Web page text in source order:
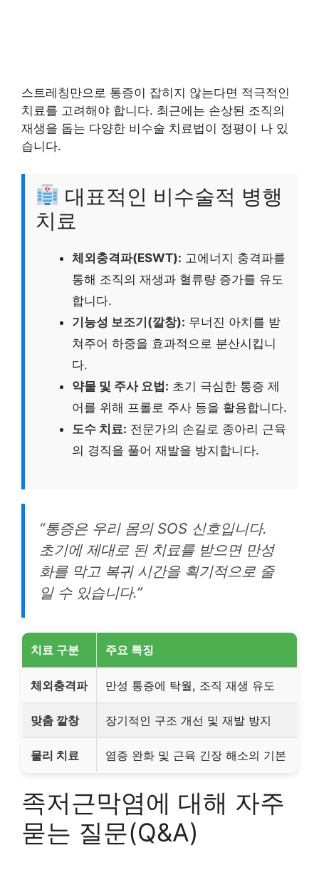
스트레칭만으로 통증이 잡히지 않는다면 적극적인
치료를 고려해야 합니다. 최근에는 손상된 조직의
재생을 돕는 다양한 비수술 치료법이 정평이 나 있
습니다.
대표적인 비수술적 병행
치료
체외충격파(ESWT): 고에너지 충격파를
통해 조직의 재생과 혈류량 증가를 유도
합니다.
기능성 보조기(깔창): 무너진 아치를 받
쳐주어 하중을 효과적으로 분산시킵니
다.
약물 및 주사 요법: 초기 극심한 통증 제
어를 위해 프롤로 주사 등을 활용합니다.
도수 치료: 전문가의 손길로 종아리 근육
의 경직을 풀어 재발을 방지합니다.
“통증은 우리 몸의 SOS 신호입니다.
초기에 제대로 된 치료를 받으면 만성
화를 막고 복귀 시간을 획기적으로 줄
일 수 있습니다.”
치료 구분 주요 특징
체외충격파 만성 통증에 탁월, 조직 재생 유도
맞춤 깔창 장기적인 구조 개선 및 재발 방지
물리 치료 염증 완화 및 근육 긴장 해소의 기본
족저근막염에 대해 자주
묻는 질문(Q&A)